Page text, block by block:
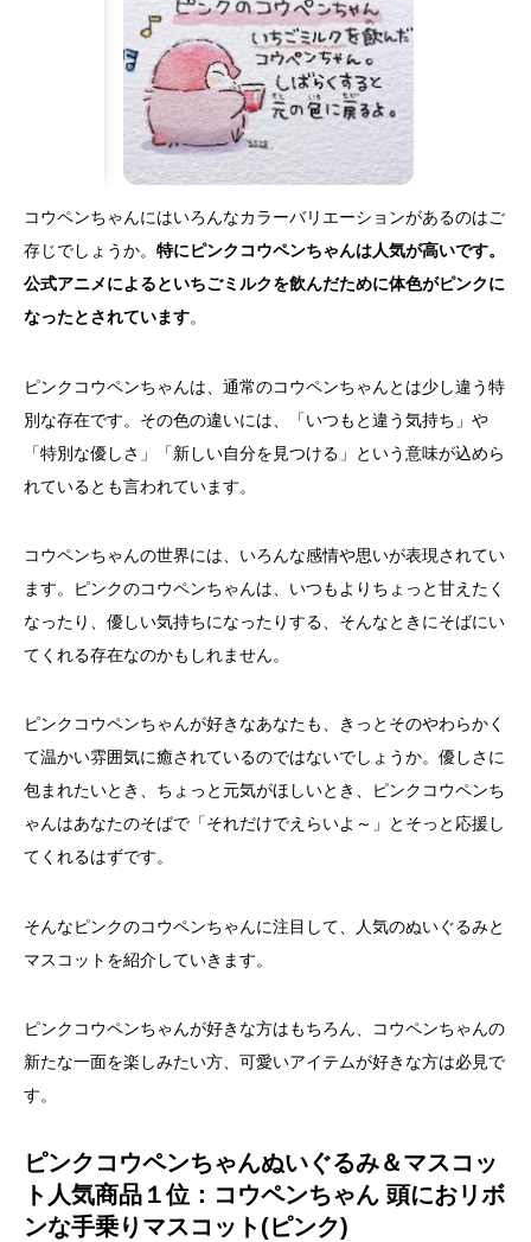
コウペンちゃんにはいろんなカラーバリエーションがあるのはご
存じでしょうか。 特にピンクコウペンちゃんは人気が高いです。
公式アニメによるといちごミルクを飲んだために体色がピンクに
なったとされています。
ピンクコウペンちゃんは、通常のコウペンちゃんとは少し違う特
別な存在です。その色の違いには、「いつもと違う気持ち」や
「特別な優しさ」「新しい自分を見つける」という意味が込めら
れているとも言われています。
コウペンちゃんの世界には、いろんな感情や思いが表現されてい
ます。ピンクのコウペンちゃんは、いつもよりちょっと甘えたく
なったり、優しい気持ちになったりする、そんなときにそばにい
てくれる存在なのかもしれません。
ピンクコウペンちゃんが好きなあなたも、きっとそのやわらかく
て温かい雰囲気に癒されているのではないでしょうか。優しさに
包まれたいとき、ちょっと元気がほしいとき、ピンクコウペンち
ゃんはあなたのそばで「それだけでえらいよ～」とそっと応援し
てくれるはずです。
そんなピンクのコウペンちゃんに注目して、人気のぬいぐるみと
マスコットを紹介していきます。
ピンクコウペンちゃんが好きな方はもちろん、コウペンちゃんの
新たな一面を楽しみたい方、可愛いアイテムが好きな方は必見で
す。
ピンクコウペンちゃんぬいぐるみ＆マスコッ
ト人気商品１位：コウペンちゃん 頭におリボ
ンな手乗りマスコット(ピンク)